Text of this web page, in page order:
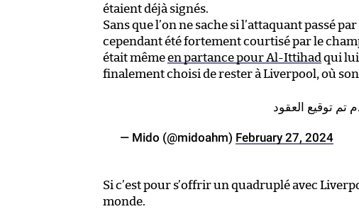
étaient déjà signés.
Sans que l’on ne sache si l’attaquant passé
cependant été fortement courtisé par le
était mêmeen partance pour Al-Ittihad qui
finalement choisi de rester à Liverpool, où
تم توقيع العقود
— Mido (@midoahm) February 27, 2024
Si c’est pour s’offrir un quadruplé avec
monde.